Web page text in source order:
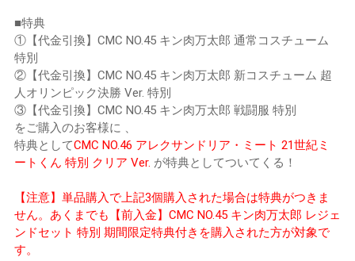
■特典
①【代金引換】CMC NO.45 キン肉万太郎 通常コスチューム
特別
②【代金引換】CMC NO.45 キン肉万太郎 新コスチューム 超
人オリンピック決勝 Ver. 特別
③【代金引換】CMC NO.45 キン肉万太郎 戦闘服 特別
をご購入のお客様に 、
特典としてCMC NO.46 アレクサンドリア・ミート 21世紀ミ
ートくん 特別 クリア Ver. が特典としてついてくる！
【注意】単品購入で上記3個購入された場合は特典がつきま
せん。あくまでも【前入金】CMC NO.45 キン肉万太郎 レジェ
ンドセット 特別 期間限定特典付きを購入された方が対象で
す。